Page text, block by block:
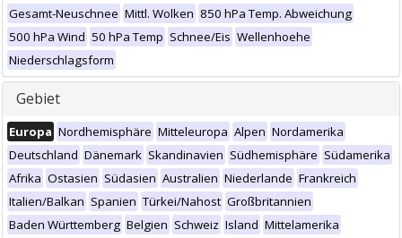
Gesamt-Neuschnee Mittl. Wolken 850 hPa Temp. Abweichung
500 hPa Wind 50 hPa Temp Schnee/Eis Wellenhoehe
Niederschlagsform
Gebiet
Europa Nordhemisphäre Mitteleuropa Alpen Nordamerika
Deutschland Dänemark Skandinavien Südhemisphäre Südamerika
Afrika Ostasien Südasien Australien Niederlande Frankreich
Italien/Balkan Spanien Türkei/Nahost Großbritannien
Baden Württemberg Belgien Schweiz Island Mittelamerika